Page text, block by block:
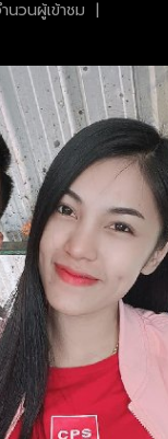
นวนผู้เข้าชม |